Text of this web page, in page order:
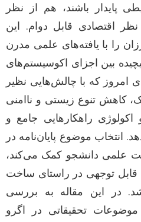
پایدار باشند، هم از نظر
نظر اقتصادی قابل دوام. این
را با یافته‌های علمی مدرن
بین اجزای اکوسیستم‌های
امروز که با چالش‌هایی نظیر
کاهش تنوع زیستی و ناامنی
راهکارهایی جامع و
انتخاب موضوع پایان‌نامه در
علمی دانشجو کمک می‌کند،
قابل توجهی در راستای ساخت
در این مقاله به بررسی
موضوعات تحقیقاتی در اگرو